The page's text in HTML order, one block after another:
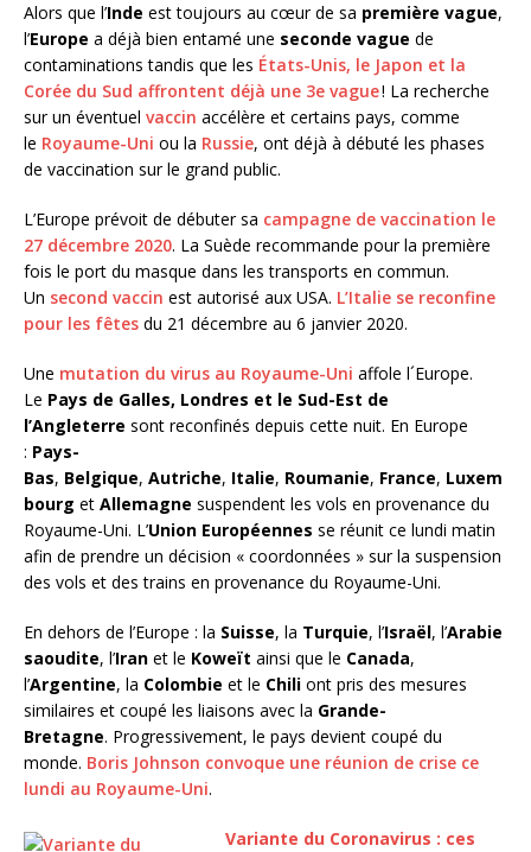
Alors que l’Inde est toujours au cœur de sa première vague,
l’Europe a déjà bien entamé une seconde vague de
contaminations tandis que les États-Unis, le Japon et la
Corée du Sud affrontent déjà une 3e vague! La recherche
sur un éventuel vaccin accélère et certains pays, comme
le Royaume-Uni ou la Russie, ont déjà à débuté les phases
de vaccination sur le grand public.
L’Europe prévoit de débuter sa campagne de vaccination le
27 décembre 2020. La Suède recommande pour la première
fois le port du masque dans les transports en commun.
Un second vaccin est autorisé aux USA. L’Italie se reconfine
pour les fêtes du 21 décembre au 6 janvier 2020.
Une mutation du virus au Royaume-Uni affole l´Europe.
Le Pays de Galles, Londres et le Sud-Est de
l’Angleterre sont reconfinés depuis cette nuit. En Europe
: Pays-
Bas, Belgique, Autriche, Italie, Roumanie, France, Luxem
bourg et Allemagne suspendent les vols en provenance du
Royaume-Uni. L’Union Européennes se réunit ce lundi matin
afin de prendre un décision « coordonnées » sur la suspension
des vols et des trains en provenance du Royaume-Uni.
En dehors de l’Europe : la Suisse, la Turquie, l’Israël, l’Arabie
saoudite, l’Iran et le Koweït ainsi que le Canada,
l’Argentine, la Colombie et le Chili ont pris des mesures
similaires et coupé les liaisons avec la Grande-
Bretagne. Progressivement, le pays devient coupé du
monde. Boris Johnson convoque une réunion de crise ce
lundi au Royaume-Uni.
Variante du Coronavirus : ces